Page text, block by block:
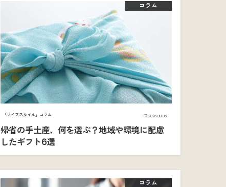
コラム
「ライフスタイル」コラム 2026.08.06
帰省の手土産、何を選ぶ？地域や環境に配慮
したギフト6選
コラム